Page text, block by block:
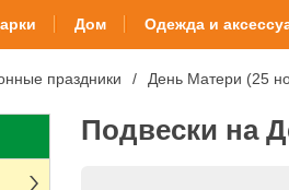
Дом Одежда и
праздники День Матери (25
Подвески на